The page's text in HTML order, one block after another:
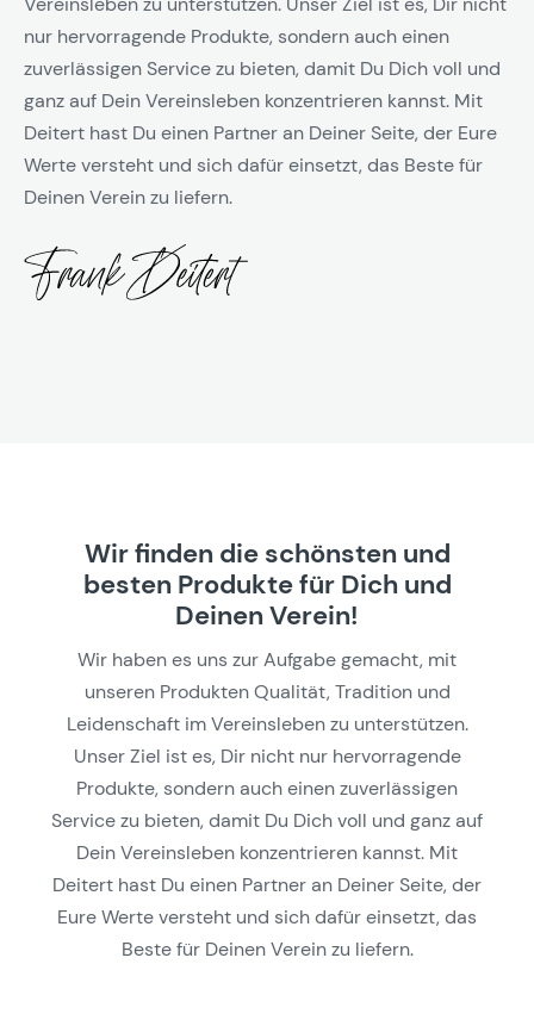
nur hervorragende Produkte, sondern auch einen
zuverlässigen Service zu bieten, damit Du Dich voll und
ganz auf Dein Vereinsleben konzentrieren kannst. Mit
Deitert hast Du einen Partner an Deiner Seite, der Eure
Werte versteht und sich dafür einsetzt, das Beste für
Deinen Verein zu liefern.
Wir finden die schönsten und
besten Produkte für Dich und
Deinen Verein!
Wir haben es uns zur Aufgabe gemacht, mit
unseren Produkten Qualität, Tradition und
Leidenschaft im Vereinsleben zu unterstützen.
Unser Ziel ist es, Dir nicht nur hervorragende
Produkte, sondern auch einen zuverlässigen
Service zu bieten, damit Du Dich voll und ganz auf
Dein Vereinsleben konzentrieren kannst. Mit
Deitert hast Du einen Partner an Deiner Seite, der
Eure Werte versteht und sich dafür einsetzt, das
Beste für Deinen Verein zu liefern.